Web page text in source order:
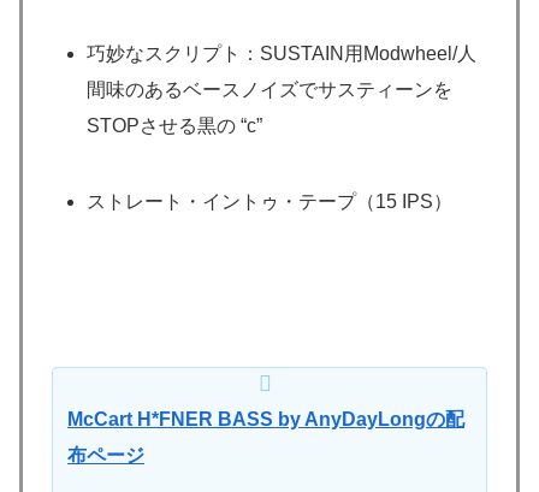
巧妙なスクリプト：SUSTAIN用Modwheel/人
間味のあるベースノイズでサスティーンを
STOPさせる黒の “c”
ストレート・イントゥ・テープ（15 IPS）
McCart H*FNER BASS by AnyDayLongの配
布ページ